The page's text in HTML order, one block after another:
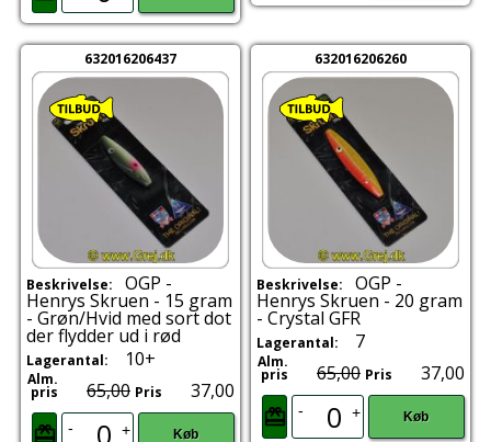
632016206437
Beskrivelse: OGP -
Henrys Skruen - 15 gram
- Grøn/Hvid med sort dot
der flydder ud i rød
Lagerantal: 10+
Alm.
pris 65,00 Pris 37,00
- + Køb
632016206260
Beskrivelse: OGP -
Henrys Skruen - 20 gram
- Crystal GFR
Lagerantal: 7
Alm.
pris 65,00 Pris 37,00
- + Køb